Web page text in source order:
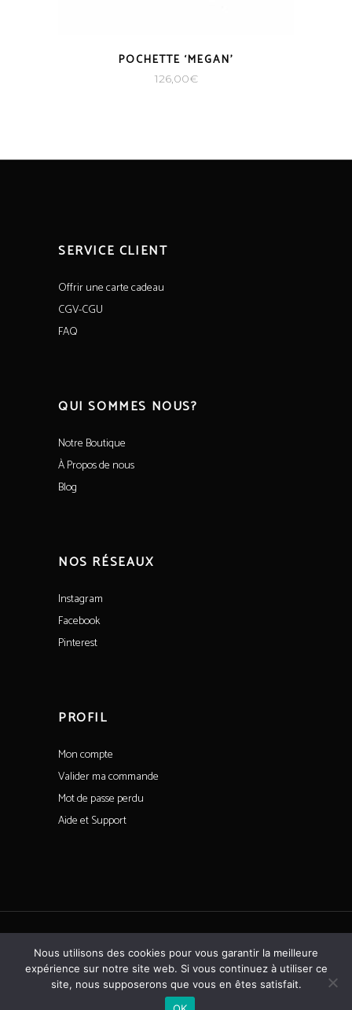
POCHETTE ‘MEGAN’
126,00€
SERVICE CLIENT
Offrir une carte cadeau
CGV-CGU
FAQ
QUI SOMMES NOUS?
Notre Boutique
À Propos de nous
Blog
NOS RÉSEAUX
Instagram
Facebook
Pinterest
PROFIL
Mon compte
Valider ma commande
Mot de passe perdu
Aide et Support
Propulsé par l'agencemade & archi
Nous utilisons des cookies pour vous garantir la meilleure
expérience sur notre site web. Si vous continuez à utiliser ce
site, nous supposerons que vous en êtes satisfait.